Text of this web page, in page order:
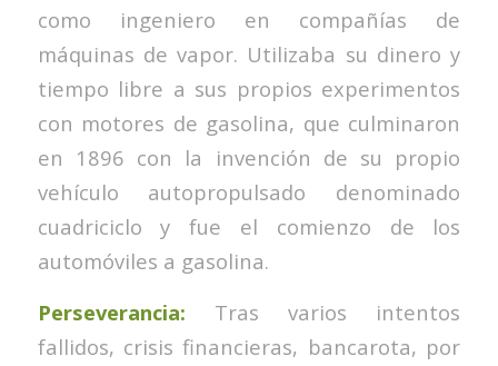
como ingeniero en compañías de
máquinas de vapor. Utilizaba su dinero y
tiempo libre a sus propios experimentos
con motores de gasolina, que culminaron
en 1896 con la invención de su propio
vehículo autopropulsado denominado
cuadriciclo y fue el comienzo de los
automóviles a gasolina.
Perseverancia: Tras varios intentos
fallidos, crisis financieras, bancarota, por